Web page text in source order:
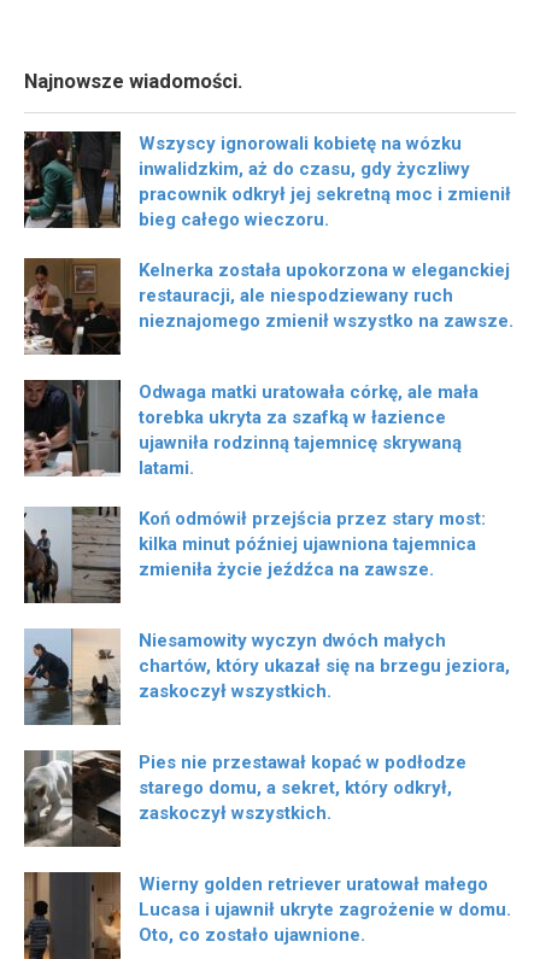
Najnowsze wiadomości.
Wszyscy ignorowali kobietę na wózku
inwalidzkim, aż do czasu, gdy życzliwy
pracownik odkrył jej sekretną moc i zmienił
bieg całego wieczoru.
Kelnerka została upokorzona w eleganckiej
restauracji, ale niespodziewany ruch
nieznajomego zmienił wszystko na zawsze.
Odwaga matki uratowała córkę, ale mała
torebka ukryta za szafką w łazience
ujawniła rodzinną tajemnicę skrywaną
latami.
Koń odmówił przejścia przez stary most:
kilka minut później ujawniona tajemnica
zmieniła życie jeźdźca na zawsze.
Niesamowity wyczyn dwóch małych
chartów, który ukazał się na brzegu jeziora,
zaskoczył wszystkich.
Pies nie przestawał kopać w podłodze
starego domu, a sekret, który odkrył,
zaskoczył wszystkich.
Wierny golden retriever uratował małego
Lucasa i ujawnił ukryte zagrożenie w domu.
Oto, co zostało ujawnione.